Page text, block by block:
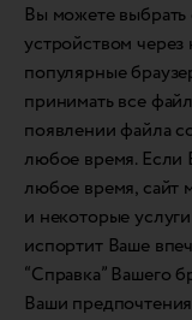
Вы можете
устройством
популярные
принимать все
появлении файла
любое время. Если
любое время, сайт
и некоторые
испортит Ваше
“Справка” Вашего
Ваши